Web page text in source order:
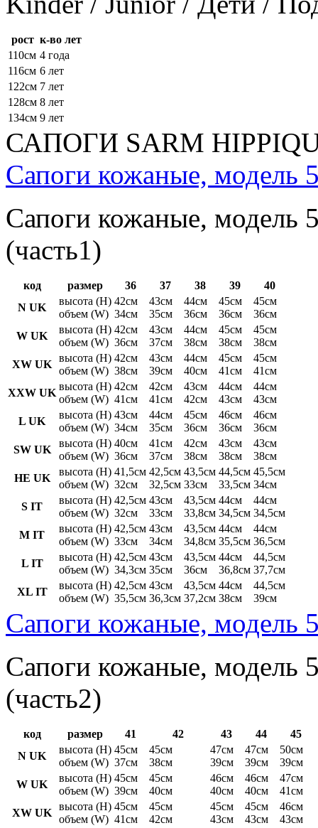
рост к-во лет
110см 4 года
116см 6 лет
122см 7 лет
128см 8 лет
134см 9 лет
САПОГИ SARM
Сапоги кожаные, модель
Сапоги кожаные, модель
(часть1)
код размер 36 37 38 39
40
N UK
высота (H)
объем (W)
42см
34см
43см
35см
44см
36см
45см
36см
45см
36см
W UK
высота (H)
объем (W)
42см
36см
43см
37см
44см
38см
45см
38см
45см
38см
XW UK
высота (H)
объем (W)
42см
38см
43см
39см
44см
40см
45см
41см
45см
41см
XXW UK
высота (H)
объем (W)
42см
41см
42см
41см
43см
42см
44см
43см
44см
43см
L UK
высота (H)
объем (W)
43см
34см
44см
35см
45см
36см
46см
36см
46см
36см
SW UK
высота (H)
объем (W)
40см
36см
41см
37см
42см
38см
43см
38см
43см
38см
HE UK
высота (H)
объем (W)
41,5см
32см
42,5см
32,5см
43,5см
33см
44,5см
33,5см
45,5см
34см
S IT
высота (H)
объем (W)
42,5см
32см
43см
33см
43,5см
33,8см
44см
34,5см
44см
34,5см
M IT
высота (H)
объем (W)
42,5см
33см
43см
34см
43,5см
34,8см
44см
35,5см
44см
36,5см
L IT
высота (H)
объем (W)
42,5см
34,3см
43см
35см
43,5см
36см
44см
36,8см
44,5см
37,7см
XL IT
высота (H)
объем (W)
42,5см
35,5см
43см
36,3см
43,5см
37,2см
44см
38см
44,5см
39см
Сапоги кожаные, модель
Сапоги кожаные, модель
(часть2)
код размер 41 42 43 44
45
N UK
высота (H)
объем (W)
45см
37см
45см
38см
47см
39см
47см
39см
50см
39см
W UK
высота (H)
объем (W)
45см
39см
45см
40см
46см
40см
46см
40см
47см
41см
XW UK
высота (H)
объем (W)
45см
41см
45см
42см
45см
43см
45см
43см
46см
43см